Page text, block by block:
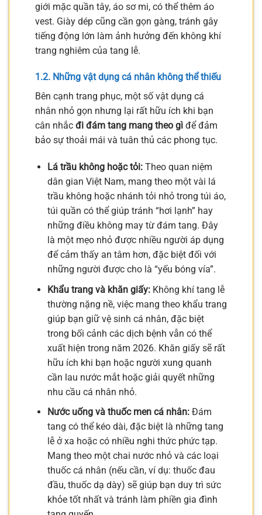
giới mặc quần tây, áo sơ mi, có thể thêm áo
vest. Giày dép cũng cần gọn gàng, tránh gây
tiếng động lớn làm ảnh hưởng đến không khí
trang nghiêm của tang lễ.
1.2. Những vật dụng cá nhân không thể thiếu
Bên cạnh trang phục, một số vật dụng cá
nhân nhỏ gọn nhưng lại rất hữu ích khi bạn
cân nhắc đi đám tang mang theo gì để đảm
bảo sự thoải mái và tuân thủ các phong tục.
Lá trầu không hoặc tỏi:Theo quan niệm
dân gian Việt Nam, mang theo một vài lá
trầu không hoặc nhánh tỏi nhỏ trong túi áo,
túi quần có thể giúp tránh “hơi lạnh” hay
những điều không may từ đám tang. Đây
là một mẹo nhỏ được nhiều người áp dụng
để cảm thấy an tâm hơn, đặc biệt đối với
những người được cho là “yếu bóng vía”.
Khẩu trang và khăn giấy:Không khí tang lễ
thường nặng nề, việc mang theo khẩu trang
giúp bạn giữ vệ sinh cá nhân, đặc biệt
trong bối cảnh các dịch bệnh vẫn có thể
xuất hiện trong năm 2026. Khăn giấy sẽ rất
hữu ích khi bạn hoặc người xung quanh
cần lau nước mắt hoặc giải quyết những
nhu cầu cá nhân nhỏ.
Nước uống và thuốc men cá nhân:Đám
tang có thể kéo dài, đặc biệt là những tang
lễ ở xa hoặc có nhiều nghi thức phức tạp.
Mang theo một chai nước nhỏ và các loại
thuốc cá nhân (nếu cần, ví dụ: thuốc đau
đầu, thuốc dạ dày) sẽ giúp bạn duy trì sức
khỏe tốt nhất và tránh làm phiền gia đình